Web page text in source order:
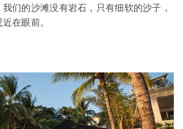
们的沙滩没有岩石，只有细软的沙子，
在眼前。